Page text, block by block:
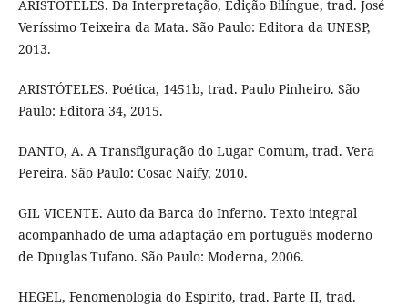
ARISTÓTELES. Da Interpretação, Edição Bilíngue, trad. José
Veríssimo Teixeira da Mata. São Paulo: Editora da UNESP,
2013.
ARISTÓTELES. Poética, 1451b, trad. Paulo Pinheiro. São
Paulo: Editora 34, 2015.
DANTO, A. A Transfiguração do Lugar Comum, trad. Vera
Pereira. São Paulo: Cosac Naify, 2010.
GIL VICENTE. Auto da Barca do Inferno. Texto integral
acompanhado de uma adaptação em português moderno
de Dpuglas Tufano. São Paulo: Moderna, 2006.
HEGEL, Fenomenologia do Espírito, trad. Parte II, trad.